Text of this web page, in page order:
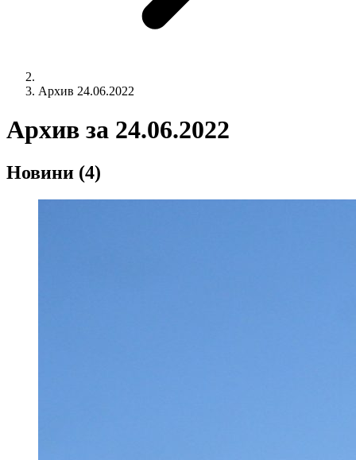
Архив 24.06.2022
Архив за 24.06.2022
Новини (4)